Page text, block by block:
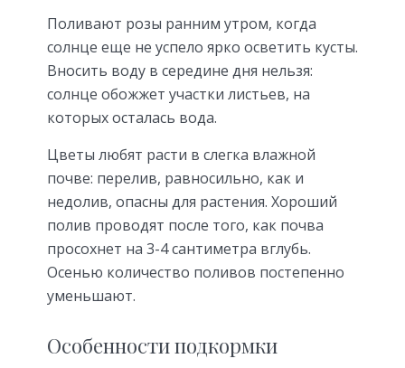
Поливают розы ранним утром, когда
солнце еще не успело ярко осветить кусты.
Вносить воду в середине дня нельзя:
солнце обожжет участки листьев, на
которых осталась вода.
Цветы любят расти в слегка влажной
почве: перелив, равносильно, как и
недолив, опасны для растения. Хороший
полив проводят после того, как почва
просохнет на 3-4 сантиметра вглубь.
Осенью количество поливов постепенно
уменьшают.
Особенности подкормки